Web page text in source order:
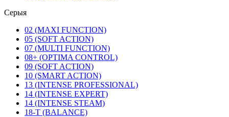
Серыя
02 (MAXI FUNCTION)
05 (SOFT ACTION)
07 (MULTI FUNCTION)
08+ (OPTIMA CONTROL)
09 (SOFT ACTION)
10 (SMART ACTION)
13 (INTENSE PROFESSIONAL)
14 (INTENSE EXPERT)
14 (INTENSE STEAM)
18-T (BALANCE)